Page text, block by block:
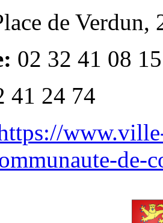
de Verdun,
02 32 41 08 15
41 24 74
de-